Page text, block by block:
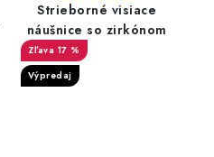
Strieborné visiace
náušnice so zirkónom
17 %
Výpredaj